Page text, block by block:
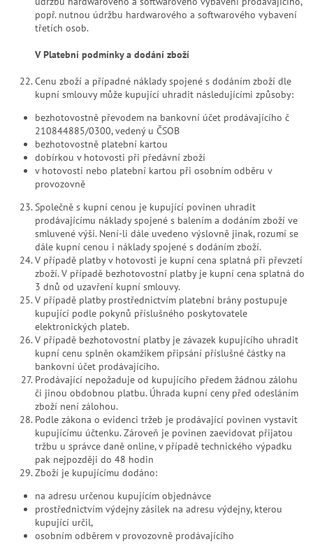
popř. nutnou údržbu hardwarového a softwarového vybavení
třetích osob.
V Platební podmínky a dodání zboží
Cenu zboží a případné náklady spojené s dodáním zboží dle
kupní smlouvy může kupující uhradit následujícími způsoby:
bezhotovostně převodem na bankovní účet prodávajícího č
210844885/0300, vedený u ČSOB
bezhotovostně platební kartou
dobírkou v hotovosti při předávní zboží
v hotovosti nebo platební kartou při osobním odběru v
provozovně
Společně s kupní cenou je kupující povinen uhradit
prodávajícímu náklady spojené s balením a dodáním zboží ve
smluvené výši. Není-li dále uvedeno výslovně jinak, rozumí se
dále kupní cenou i náklady spojené s dodáním zboží.
V případě platby v hotovosti je kupní cena splatná při převzetí
zboží. V případě bezhotovostní platby je kupní cena splatná do
3 dnů od uzavření kupní smlouvy.
V případě platby prostřednictvím platební brány postupuje
kupující podle pokynů příslušného poskytovatele
elektronických plateb.
V případě bezhotovostní platby je závazek kupujícího uhradit
kupní cenu splněn okamžikem připsání příslušné částky na
bankovní účet prodávajícího.
Prodávající nepožaduje od kupujícího předem žádnou zálohu
či jinou obdobnou platbu. Úhrada kupní ceny před odesláním
zboží není zálohou.
Podle zákona o evidenci tržeb je prodávající povinen vystavit
kupujícímu účtenku. Zároveň je povinen zaevidovat přijatou
tržbu u správce daně online, v případě technického výpadku
pak nejpozději do 48 hodin
Zboží je kupujícímu dodáno:
na adresu určenou kupujícím objednávce
prostřednictvím výdejny zásilek na adresu výdejny, kterou
kupující určil,
osobním odběrem v provozovně prodávajícího